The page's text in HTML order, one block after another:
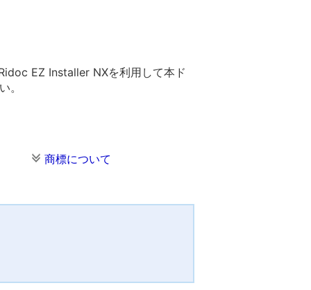
EZ Installer NXを利用して本ド
。
商標について